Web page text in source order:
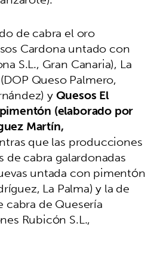
de cabra el oro
Cardona untado con
S.L., Gran Canaria), La
Queso Palmero,
yQuesos El
(elaborado por
Martín,
que las producciones
de cabra galardonadas
untada con pimentón
La Palma) y la de
cabra de Quesería
Rubicón S.L.,